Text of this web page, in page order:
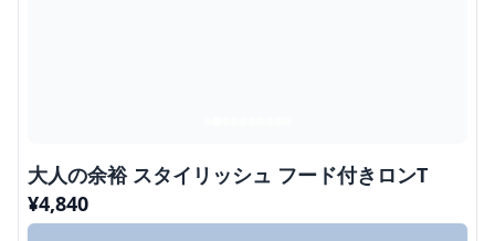
大人の余裕 スタイリッシュ フード付きロンT
¥4,840